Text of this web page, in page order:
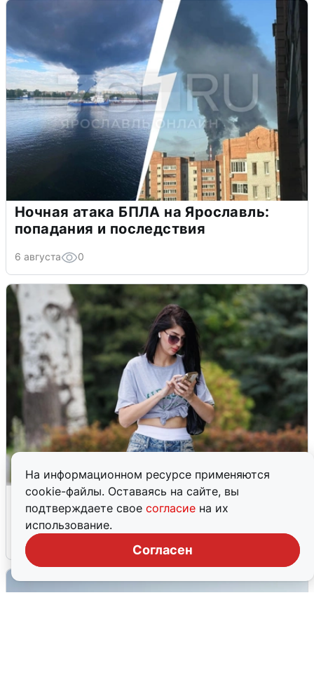
На информационном ресурсе применяются
cookie-файлы. Оставаясь на сайте, вы
подтверждаете свое согласие на их
использование.
Согласен
Ночная атака БПЛА на Ярославль:
попадания и последствия
6 августа 0
Волгоградцы остались без
мобильного интернета
6 августа